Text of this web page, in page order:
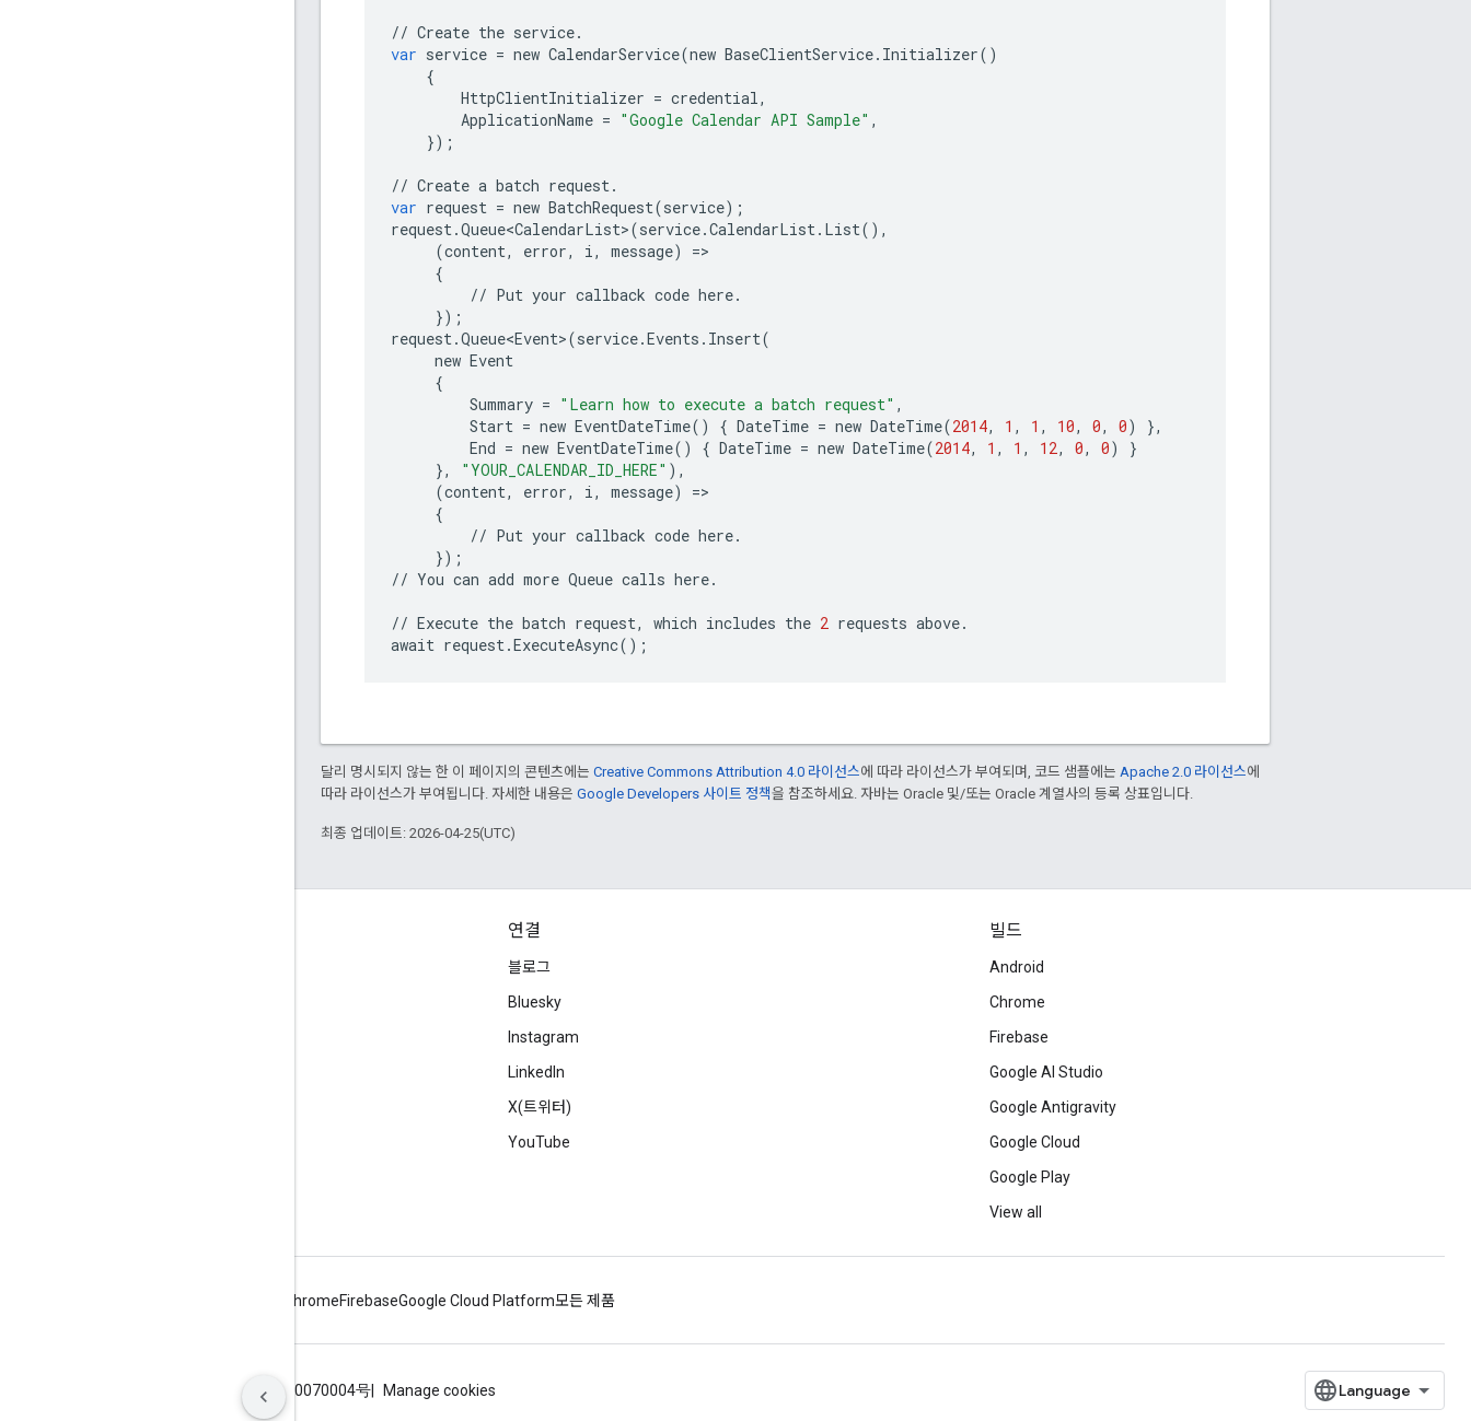
// Create the service.
var service = new CalendarService(new BaseClientService. Initializer()
{
HttpClientInitializer = credential,
ApplicationName = "Google Calendar API Sample" ,
});
// Create a batch request.
var request = new BatchRequest(service);
request.Queue<CalendarList>(service.CalendarList. List(),
(content, error, i, message) =
{
// Put your callback code here.
});
request.Queue<Event>(service.Events . Insert(
new Event
{
Summary = "Learn how to execute a batch request" ,
Start = new EventDateTime() { DateTime = new DateTime(2014, 1 , 1 , 10, 0, 0)
},
End = new EventDateTime() { DateTime = new DateTime(2014, 1 , 1 , 12, 0, 0)
}
},
"YOUR_CALENDAR_ID_HERE" ),
(content, error, i, message) =
{
// Put your callback code here.
});
// You can add more Queue calls here.
// Execute the batch request, which includes the 2 requests above.
await request.ExecuteAsync();
달리 명시되지 않는 한 이 페이지의 콘텐츠에는 Creative Commons Attribution 4.0 라이선스에 따라 라이선스가 부여되며, 코드 샘플에는 Apache 2.0 라이선스에
따라 라이선스가 부여됩니다. 자세한 내용은 Google Developers 사이트 정책을 참조하세요. 자바는 Oracle 및/또는 Oracle 계열사의 등록 상표입니다.
최종 업데이트: 2026-04-25(UTC)
연결
블로그
Bluesky
Instagram
LinkedIn
X(트위터)
YouTube
빌드
Android
Chrome
Firebase
Google AI Studio
Google Antigravity
Google Cloud
Google Play
View all
ChromeFirebaseGoogle Cloud Platform모든 제품
ICP证合字B2-20070004号 Manage cookies